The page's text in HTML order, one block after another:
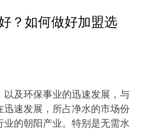
？如何做好加盟选
以及环保事业的迅速发展，与
速发展，所占净水的市场份
的朝阳产业。特别是无需水